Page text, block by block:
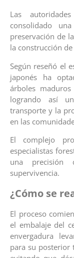
Las
consolidado
preservación de
la construcción
Según reseñó el
japonés ha
árboles
logrando así
transporte y la
en las
El complejo
especialistas
una precisión
supervivencia.
¿Cómo se
El proceso
el embalaje del
envergadura
para su posterior